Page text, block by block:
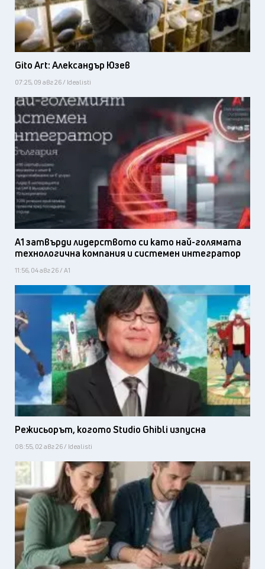
Gito Art: Александър Юзев
07:25, 09 авг 26 / Idealisti
А1 затвърди лидерството си като най-голямата
технологична компания и системен интегратор
11:56, 04 авг 26 / А1
Режисьорът, когото Studio Ghibli изпусна
08:55, 02 авг 26 / Idealisti